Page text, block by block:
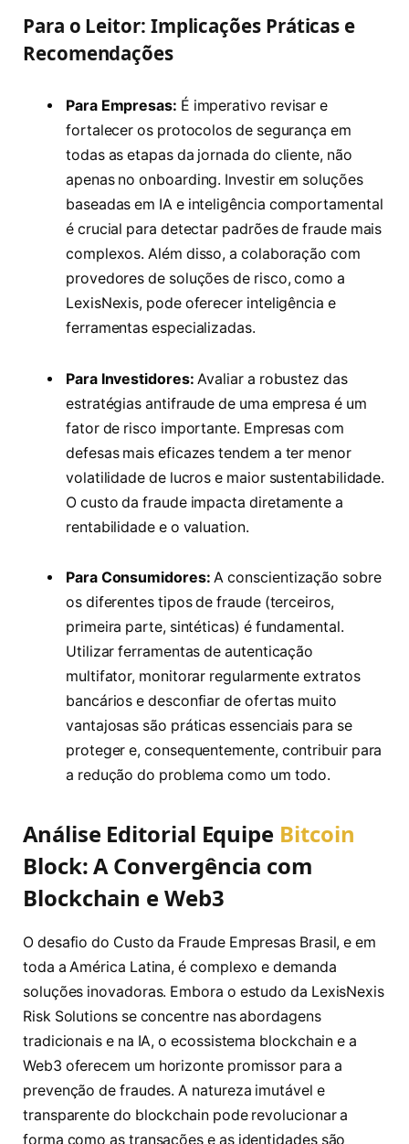
Para o Leitor: Implicações Práticas e
Recomendações
Para Empresas: É imperativo revisar e
fortalecer os protocolos de segurança em
todas as etapas da jornada do cliente, não
apenas no onboarding. Investir em soluções
baseadas em IA e inteligência comportamental
é crucial para detectar padrões de fraude mais
complexos. Além disso, a colaboração com
provedores de soluções de risco, como a
LexisNexis, pode oferecer inteligência e
ferramentas especializadas.
Para Investidores: Avaliar a robustez das
estratégias antifraude de uma empresa é um
fator de risco importante. Empresas com
defesas mais eficazes tendem a ter menor
volatilidade de lucros e maior sustentabilidade.
O custo da fraude impacta diretamente a
rentabilidade e o valuation.
Para Consumidores: A conscientização sobre
os diferentes tipos de fraude (terceiros,
primeira parte, sintéticas) é fundamental.
Utilizar ferramentas de autenticação
multifator, monitorar regularmente extratos
bancários e desconfiar de ofertas muito
vantajosas são práticas essenciais para se
proteger e, consequentemente, contribuir para
a redução do problema como um todo.
Análise Editorial Equipe Bitcoin
Block: A Convergência com
Blockchain e Web3
O desafio do Custo da Fraude Empresas Brasil, e em
toda a América Latina, é complexo e demanda
soluções inovadoras. Embora o estudo da LexisNexis
Risk Solutions se concentre nas abordagens
tradicionais e na IA, o ecossistema blockchain e a
Web3 oferecem um horizonte promissor para a
prevenção de fraudes. A natureza imutável e
transparente do blockchain pode revolucionar a
forma como as transações e as identidades são